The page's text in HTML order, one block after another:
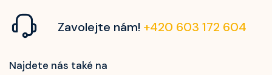
Zavolejte nám! +420 603 172 604
Najdete nás také na